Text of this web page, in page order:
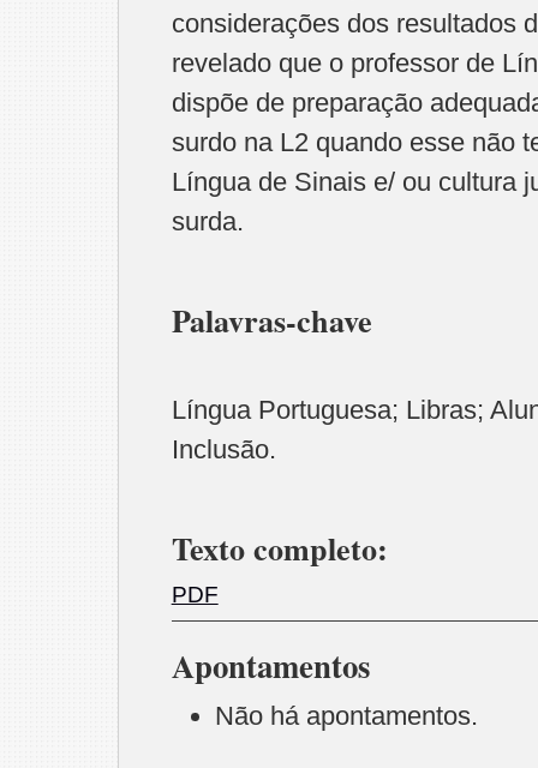
considerações dos resultados
revelado que o professor de
dispõe de preparação
surdo na L2 quando esse não
Língua de Sinais e/ ou cultura
surda.
Palavras-chave
Língua Portuguesa; Libras;
Inclusão.
Texto completo:
PDF
Apontamentos
Não há apontamentos.